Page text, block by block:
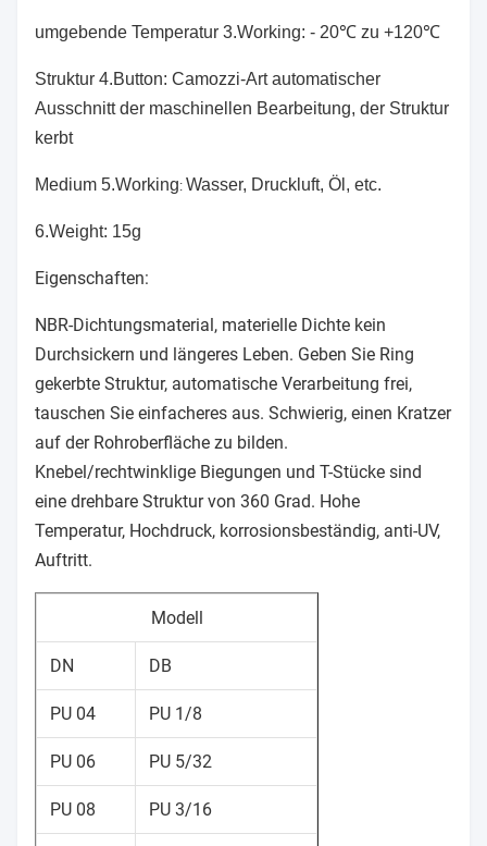
umgebende Temperatur 3.Working: - 20℃ zu +120℃
Struktur 4.Button: Camozzi-Art automatischer
Ausschnitt der maschinellen Bearbeitung, der Struktur
kerbt
Medium 5.Working: Wasser, Druckluft, Öl, etc.
6.Weight: 15g
Eigenschaften:
NBR-Dichtungsmaterial, materielle Dichte kein
Durchsickern und längeres Leben. Geben Sie Ring
gekerbte Struktur, automatische Verarbeitung frei,
tauschen Sie einfacheres aus. Schwierig, einen Kratzer
auf der Rohroberfläche zu bilden.
Knebel/rechtwinklige Biegungen und T-Stücke sind
eine drehbare Struktur von 360 Grad. Hohe
Temperatur, Hochdruck, korrosionsbeständig, anti-UV,
Auftritt.
Modell
DN DB
PU 04 PU 1/8
PU 06 PU 5/32
PU 08 PU 3/16